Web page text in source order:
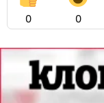
0 0